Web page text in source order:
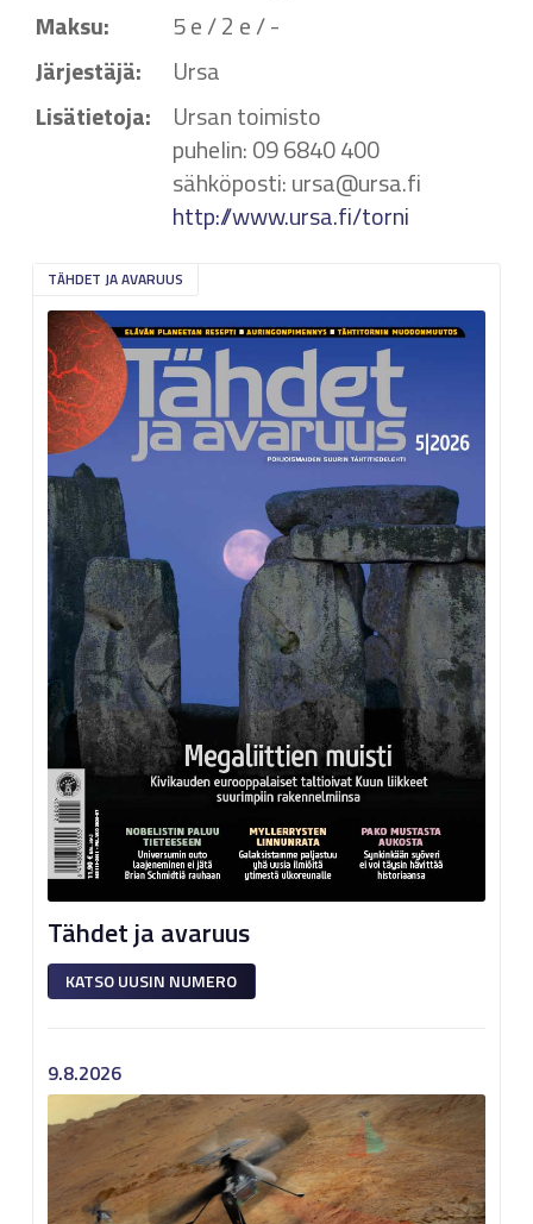
Maksu:
5 e / 2 e / -
Järjestäjä:
Ursa
Lisätietoja:
Ursan toimisto
puhelin: 09 6840 400
sähköposti: ursa@ursa.fi
http://www.ursa.fi/torni
TÄHDET JA AVARUUS
Tähdet ja avaruus
KATSO UUSIN NUMERO
9.8.2026